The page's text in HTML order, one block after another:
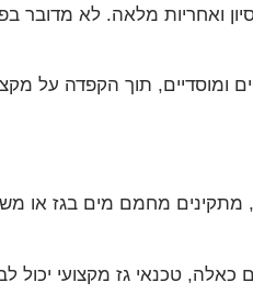
ואחריות מלאה. לא מדובר
פרטיים, עסקיים ומוסדיים, תוך הקפדה על
מתקינים מחמם מים בגז או
טכנאי גז מקצועי יכול